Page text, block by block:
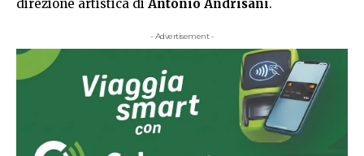
direzione artistica di Antonio Andrisani.
- Advertisement -